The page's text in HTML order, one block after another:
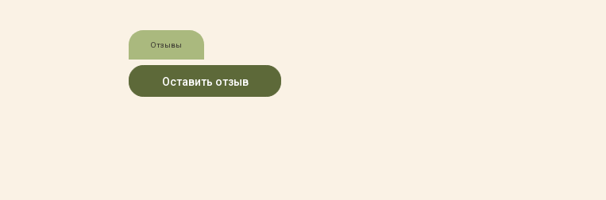
Отзывы
Оставить отзыв